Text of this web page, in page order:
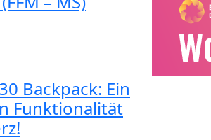
Backpack: Ein
Funktionalität